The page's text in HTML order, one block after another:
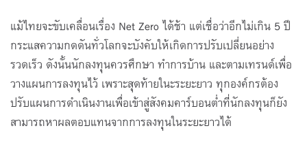
แม้ไทยจะขับเคลื่อนเรื่อง Net Zero ได้ช้า แต่เชื่อว่าอีกไม่เกิน 5 ปี
กระแสความกดดันทั่วโลกจะบังคับให้เกิดการปรับเปลี่ยนอย่าง
รวดเร็ว ดังนั้นนักลงทุนควรศึกษา ทำการบ้าน และตามเทรนด์เพื่อ
วางแผนการลงทุนไว้ เพราะสุดท้ายในะระยะยาว ทุกองค์กรต้อง
ปรับแผนการดำเนินงานเพื่อเข้าสู่สังคมคาร์บอนต่ำที่นักลงทุนก็ยัง
สามารถหาผลตอบแทนจากการลงทุนในระยะยาวได้